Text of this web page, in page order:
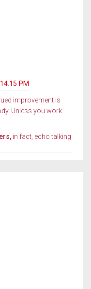
14.15 PM
improvement is
Unless you work
in fact, echo talking